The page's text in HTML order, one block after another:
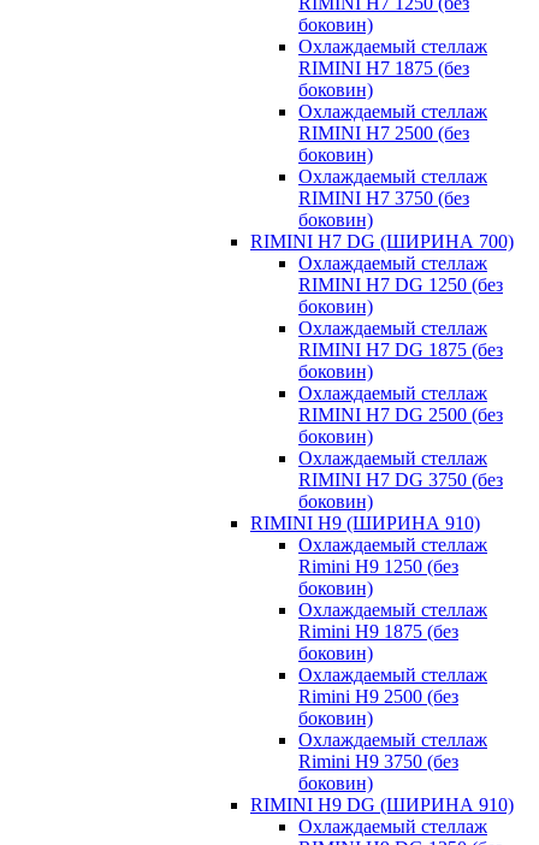
боковин)
Охлаждаемый стеллаж
RIMINI H7 1875 (без
боковин)
Охлаждаемый стеллаж
RIMINI H7 2500 (без
боковин)
Охлаждаемый стеллаж
RIMINI H7 3750 (без
боковин)
RIMINI H7 DG (ШИРИНА 700)
Охлаждаемый стеллаж
RIMINI H7 DG 1250 (без
боковин)
Охлаждаемый стеллаж
RIMINI H7 DG 1875 (без
боковин)
Охлаждаемый стеллаж
RIMINI H7 DG 2500 (без
боковин)
Охлаждаемый стеллаж
RIMINI H7 DG 3750 (без
боковин)
RIMINI H9 (ШИРИНА 910)
Охлаждаемый стеллаж
Rimini H9 1250 (без
боковин)
Охлаждаемый стеллаж
Rimini H9 1875 (без
боковин)
Охлаждаемый стеллаж
Rimini H9 2500 (без
боковин)
Охлаждаемый стеллаж
Rimini H9 3750 (без
боковин)
RIMINI H9 DG (ШИРИНА 910)
Охлаждаемый стеллаж